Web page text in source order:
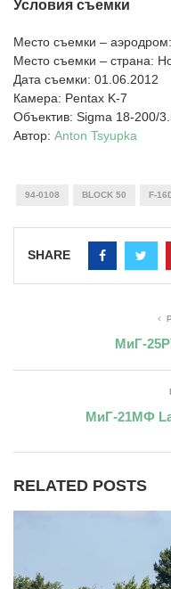
Условия съемки
Место съемки – аэродром:
Место съемки – страна:
Дата съемки: 01.06.2012
Камера: Pentax K-7
Объектив: Sigma 18-200/
Автор: Anton Tsyupka
94-0108 BLOCK 50 F-
SHARE
МиГ-
МиГ-21МФ
RELATED POSTS